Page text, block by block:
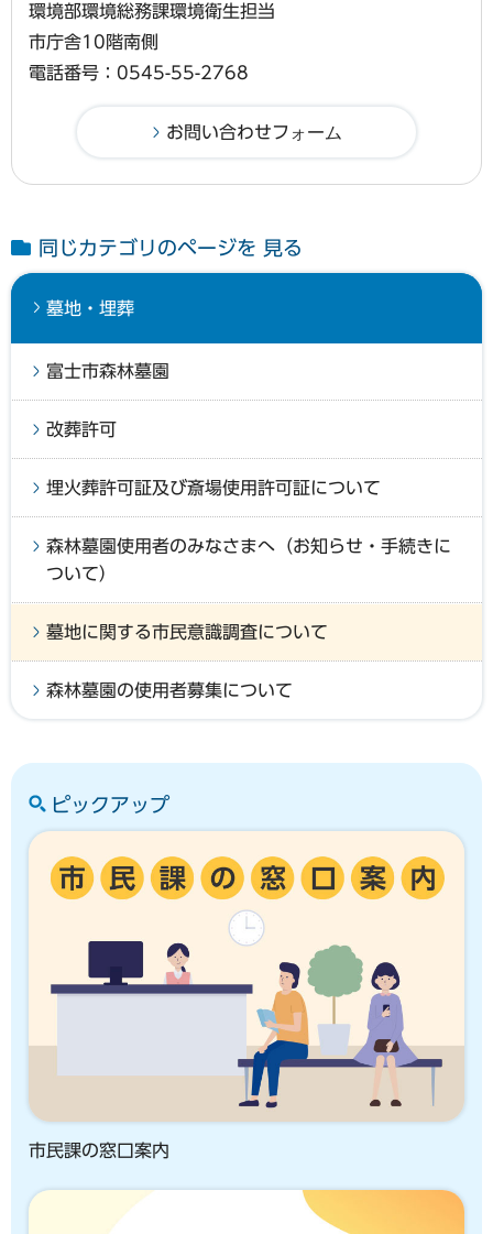
環境部環境総務課環境衛生担当
市庁舎10階南側
電話番号：0545-55-2768
同じカテゴリのページを 見る
墓地・埋葬
富士市森林墓園
改葬許可
埋火葬許可証及び斎場使用許可証について
森林墓園使用者のみなさまへ（お知らせ・手続きに
ついて）
墓地に関する市民意識調査について
森林墓園の使用者募集について
ピックアップ
市民課の窓口案内